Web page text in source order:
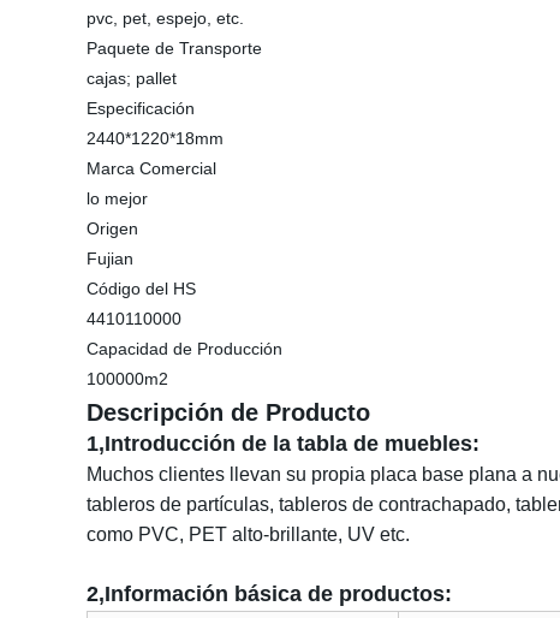
pvc, pet, espejo, etc.
Paquete de Transporte
cajas; pallet
Especificación
2440*1220*18mm
Marca Comercial
lo mejor
Origen
Fujian
Código del HS
4410110000
Capacidad de Producción
100000m2
Descripción de Producto
1,Introducción de la tabla de muebles:
Muchos clientes llevan su propia placa base plana a
tableros de partículas, tableros de contrachapado,
como PVC, PET alto-brillante, UV etc.
2,Información básica de productos: